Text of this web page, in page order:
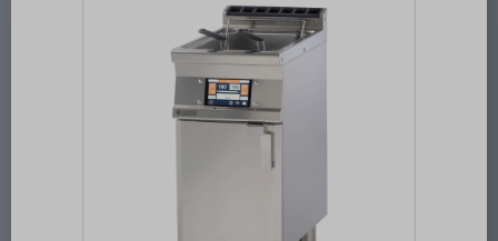
1N - 50 Hz Výkon plynový [kW]: 40.000
Zapalování: Elektrické Druh připojení
plynu: Zemní plyn, propan butan Stupeň
krytí ovládacích prvků